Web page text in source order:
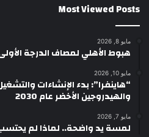
Most Viewed Posts
مايو 8, 2026
هبوط الأهلي لمصاف الدرجة
مايو 10, 2026
“هاينفرا”: بدء الإنشاءات
والهيدروجين الأخضر عام 2030
مايو 7, 2026
لمسة يد واضحة.. لماذا لم